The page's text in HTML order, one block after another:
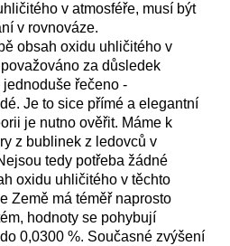
v atmosféře, musí být
v rovnováze.
obsah oxidu uhličitého v
za důsledek
řečeno -
Je to sice přímé a elegantní
je nutno ověřit. Máme k
z bublinek z ledovců v
tedy potřeba žádné
oxidu uhličitého v těchto
Země má téměř naprosto
hodnoty se pohybují
0,0300 %. Současné zvýšení